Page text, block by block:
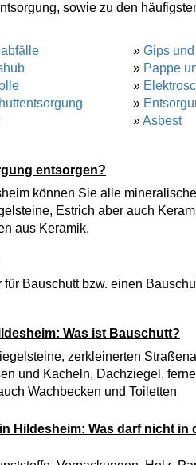
sowie zu den
» Gips
» Pappe
»
»
»Asbest
entsorgen?
können Sie alle
Estrich aber auch
aus Keramik.
Bauschutt bzw. einen
Was ist Bauschutt?
zerkleinerten
und Kacheln, Dachziegel,
Wachbecken und Toiletten
Hildesheim: Was darf nicht in